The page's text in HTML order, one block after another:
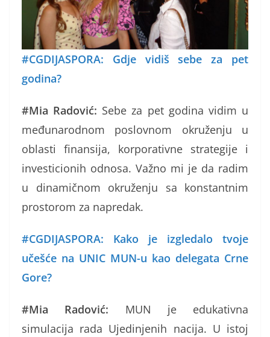
#CGDIJASPORA: Gdje vidiš sebe za pet
godina?
#Mia Radović: Sebe za pet godina vidim u
međunarodnom poslovnom okruženju u
oblasti finansija, korporativne strategije i
investicionih odnosa. Važno mi je da radim
u dinamičnom okruženju sa konstantnim
prostorom za napredak.
#CGDIJASPORA: Kako je izgledalo tvoje
učešće na UNIC MUN-u kao delegata Crne
Gore?
#Mia Radović: MUN je edukativna
simulacija rada Ujedinjenih nacija. U istoj